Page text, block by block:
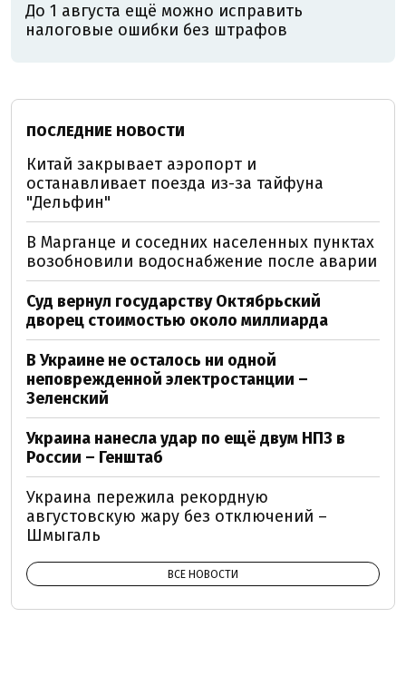
До 1 августа ещё можно исправить
налоговые ошибки без штрафов
ПОСЛЕДНИЕ НОВОСТИ
Китай закрывает аэропорт и
останавливает поезда из-за тайфуна
"Дельфин"
В Марганце и соседних населенных пунктах
возобновили водоснабжение после аварии
Суд вернул государству Октябрьский
дворец стоимостью около миллиарда
В Украине не осталось ни одной
неповрежденной электростанции –
Зеленский
Украина нанесла удар по ещё двум НПЗ в
России – Генштаб
Украина пережила рекордную
августовскую жару без отключений –
Шмыгаль
ВСЕ НОВОСТИ